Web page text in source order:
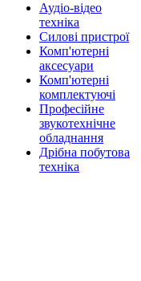
Аудіо-відео
техніка
Силові пристрої
Комп'ютерні
аксесуари
Комп'ютерні
комплектуючі
Професійне
звукотехнічне
обладнання
Дрібна побутова
техніка